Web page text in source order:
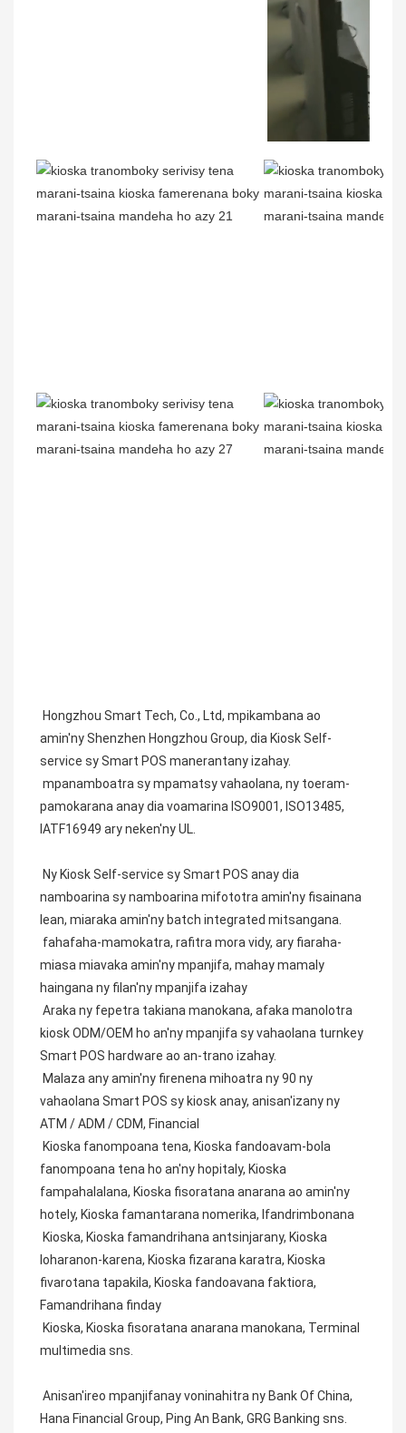
Hongzhou Smart Tech, Co., Ltd, mpikambana ao
amin'ny Shenzhen Hongzhou Group, dia Kiosk Self-
service sy Smart POS manerantany izahay.
pamokarana anay dia voamarina ISO9001, ISO13485,
IATF16949 ary neken'ny UL.
namboarina sy namboarina mifototra amin'ny fisainana
lean, miaraka amin'ny batch integrated mitsangana.
miasa miavaka amin'ny mpanjifa, mahay mamaly
haingana ny filan'ny mpanjifa izahay
kiosk ODM/OEM ho an'ny mpanjifa sy vahaolana turnkey
Smart POS hardware ao an-trano izahay.
vahaolana Smart POS sy kiosk anay, anisan'izany ny
ATM / ADM / CDM, Financial
fanompoana tena ho an'ny hopitaly, Kioska
fampahalalana, Kioska fisoratana anarana ao amin'ny
hotely, Kioska famantarana nomerika, Ifandrimbonana
loharanon-karena, Kioska fizarana karatra, Kioska
fivarotana tapakila, Kioska fandoavana faktiora,
Famandrihana finday
multimedia sns.
Hana Financial Group, Ping An Bank, GRG Banking sns.